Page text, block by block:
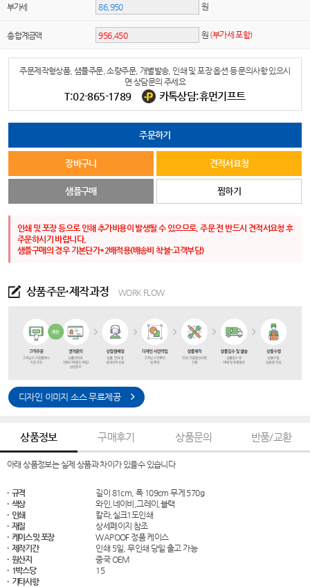
부가세 원
총 합계금액 원 (부가세 포함)
주문제작형상품, 샘플주문, 소량주문, 개별발송, 인쇄 및 포장 옵션 등 문의사항 있으시
면 상담문의 주세요
T:02-865-1789 카톡상담:휴먼기프트
주문하기
장바구니 견적서요청
샘플구매 찜하기
인쇄 및 포장 등으로 인해 추가비용이 발생될 수 있으므로, 주문 전 반드시 견적서요청 후
주문하시기 바랍니다.
샘플구매의 경우 기본단가*2배적용(배송비 착불-고객부담)
상품주문·제작과정 WORK FLOW
디자인 이미지 소스 무료제공
상품정보 구매후기 상품문의 반품/교환
아래 상품정보는 실제 상품과 차이가 있을수 있습니다
· 규격
길이 81cm, 폭 109cm 무게 570g
· 색상
와인,네이비,그레이,블랙
· 인쇄
칼라,실크1도인쇄
· 재질
상세페이지 참조
· 케이스 및 포장
WAPOOF 정품 케이스
· 제작기간
인쇄 5일, 무인쇄 당일 출고 가능
· 원산지
중국 OEM
· 1박스당
15
· 기타사항